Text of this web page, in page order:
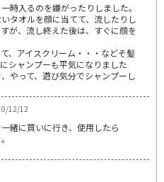
時入るのを嫌がったりしました。
タオルを顔に当てて、流したりし
が、流し終えた後は、すぐに顔を
、アイスクリーム・・・などそ髪
シャンプーも平気になりました
やって、遊び気分でシャンプーし
12/12
緒に買いに行き、使用したら